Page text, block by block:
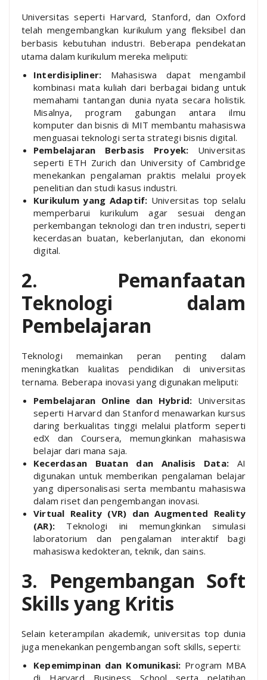
Universitas seperti Harvard, Stanford, dan Oxford
telah mengembangkan kurikulum yang fleksibel dan
berbasis kebutuhan industri. Beberapa pendekatan
utama dalam kurikulum mereka meliputi:
Interdisipliner: Mahasiswa dapat mengambil
kombinasi mata kuliah dari berbagai bidang untuk
memahami tantangan dunia nyata secara holistik.
Misalnya, program gabungan antara ilmu
komputer dan bisnis di MIT membantu mahasiswa
menguasai teknologi serta strategi bisnis digital.
Pembelajaran Berbasis Proyek: Universitas
seperti ETH Zurich dan University of Cambridge
menekankan pengalaman praktis melalui proyek
penelitian dan studi kasus industri.
Kurikulum yang Adaptif: Universitas top selalu
memperbarui kurikulum agar sesuai dengan
perkembangan teknologi dan tren industri, seperti
kecerdasan buatan, keberlanjutan, dan ekonomi
digital.
2. Pemanfaatan
Teknologi dalam
Pembelajaran
Teknologi memainkan peran penting dalam
meningkatkan kualitas pendidikan di universitas
ternama. Beberapa inovasi yang digunakan meliputi:
Pembelajaran Online dan Hybrid: Universitas
seperti Harvard dan Stanford menawarkan kursus
daring berkualitas tinggi melalui platform seperti
edX dan Coursera, memungkinkan mahasiswa
belajar dari mana saja.
Kecerdasan Buatan dan Analisis Data:AI
digunakan untuk memberikan pengalaman belajar
yang dipersonalisasi serta membantu mahasiswa
dalam riset dan pengembangan inovasi.
Virtual Reality (VR) dan Augmented Reality
(AR): Teknologi ini memungkinkan simulasi
laboratorium dan pengalaman interaktif bagi
mahasiswa kedokteran, teknik, dan sains.
3. Pengembangan Soft
Skills yang Kritis
Selain keterampilan akademik, universitas top dunia
juga menekankan pengembangan soft skills, seperti:
Kepemimpinan dan Komunikasi: Program MBA
di Harvard Business School serta pelatihan